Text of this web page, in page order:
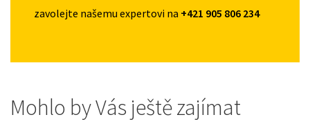
zavolejte našemu expertovi na +421 905 806 234
Mohlo by Vás ještě zajímat